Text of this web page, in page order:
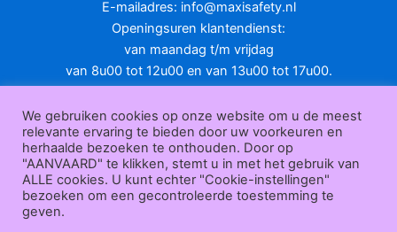
worden
op
productpagina
E-mailadres: info@maxisafety.nl
Openingsuren klantendienst:
van maandag t/m vrijdag
van 8u00 tot 12u00 en van 13u00 tot 17u00.
KLANTENSERVICE
Over
ons|Bedrijfsgegevens| F.A.Q.|Bestelprocedure | Betaling
ending | Retourneren|Herroepingsrecht|Herroepingsfunctie
ederverkoop|Bedrukken|Contact
Algemene voorwaarden
We gebruiken cookies op onze website om u de meest
relevante ervaring te bieden door uw voorkeuren en
herhaalde bezoeken te onthouden. Door op
"AANVAARD" te klikken, stemt u in met het gebruik van
ALLE cookies. U kunt echter "Cookie-instellingen"
bezoeken om een gecontroleerde toestemming te
geven.